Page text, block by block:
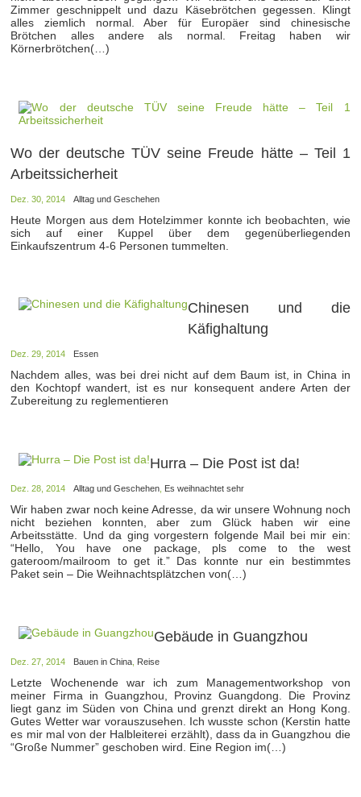
Zimmer geschnippelt und dazu Käsebrötchen gegessen. Klingt
alles ziemlich normal. Aber für Europäer sind chinesische
Brötchen alles andere als normal. Freitag haben wir
Körnerbrötchen(…)
Wo der deutsche TÜV seine Freude hätte – Teil 1
Arbeitssicherheit
Dez. 30, 2014 Alltag und Geschehen
Heute Morgen aus dem Hotelzimmer konnte ich beobachten, wie
sich auf einer Kuppel über dem gegenüberliegenden
Einkaufszentrum 4-6 Personen tummelten.
Chinesen und die
Käfighaltung
Dez. 29, 2014 Essen
Nachdem alles, was bei drei nicht auf dem Baum ist, in China in
den Kochtopf wandert, ist es nur konsequent andere Arten der
Zubereitung zu reglementieren
Hurra – Die Post ist da!
Dez. 28, 2014 Alltag und Geschehen Es weihnachtet sehr
Wir haben zwar noch keine Adresse, da wir unsere Wohnung noch
nicht beziehen konnten, aber zum Glück haben wir eine
Arbeitsstätte. Und da ging vorgestern folgende Mail bei mir ein:
“Hello, You have one package, pls come to the west
gateroom/mailroom to get it.” Das konnte nur ein bestimmtes
Paket sein – Die Weihnachtsplätzchen von(…)
Gebäude in Guangzhou
Dez. 27, 2014 Bauen in China Reise
Letzte Wochenende war ich zum Managementworkshop von
meiner Firma in Guangzhou, Provinz Guangdong. Die Provinz
liegt ganz im Süden von China und grenzt direkt an Hong Kong.
Gutes Wetter war vorauszusehen. Ich wusste schon (Kerstin hatte
es mir mal von der Halbleiterei erzählt), dass da in Guangzhou die
“Große Nummer” geschoben wird. Eine Region im(…)